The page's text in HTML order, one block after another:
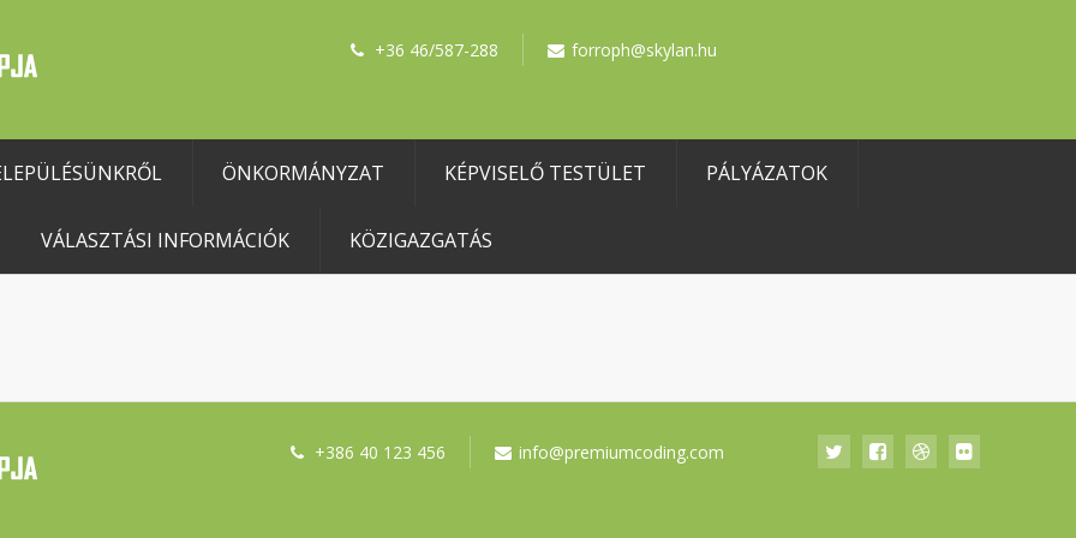
+36 46/587-288 forroph@skylan.hu
ÖNKORMÁNYZAT KÉPVISELŐ TESTÜLET PÁLYÁZATOK
VÁLASZTÁSI INFORMÁCIÓK KÖZIGAZGATÁS
+386 40 123 456 info@premiumcoding.com